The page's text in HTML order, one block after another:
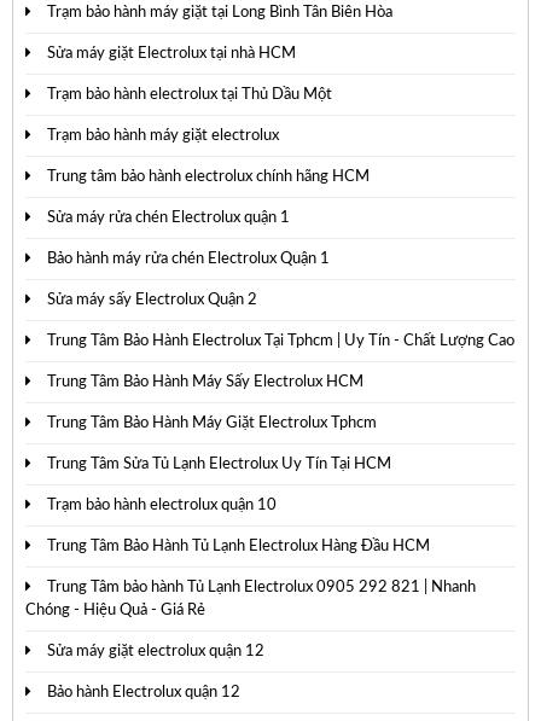
Trạm bảo hành máy giặt tại Long Bình Tân Biên Hòa
Sửa máy giặt Electrolux tại nhà HCM
Trạm bảo hành electrolux tại Thủ Dầu Một
Trạm bảo hành máy giặt electrolux
Trung tâm bảo hành electrolux chính hãng HCM
Sửa máy rửa chén Electrolux quận 1
Bảo hành máy rửa chén Electrolux Quận 1
Sửa máy sấy Electrolux Quận 2
Trung Tâm Bảo Hành Electrolux Tại Tphcm | Uy Tín - Chất Lượng Cao
Trung Tâm Bảo Hành Máy Sấy Electrolux HCM
Trung Tâm Bảo Hành Máy Giặt Electrolux Tphcm
Trung Tâm Sửa Tủ Lạnh Electrolux Uy Tín Tại HCM
Trạm bảo hành electrolux quận 10
Trung Tâm Bảo Hành Tủ Lạnh Electrolux Hàng Đầu HCM
Trung Tâm bảo hành Tủ Lạnh Electrolux 0905 292 821 | Nhanh
Chóng - Hiệu Quả - Giá Rẻ
Sửa máy giặt electrolux quận 12
Bảo hành Electrolux quận 12